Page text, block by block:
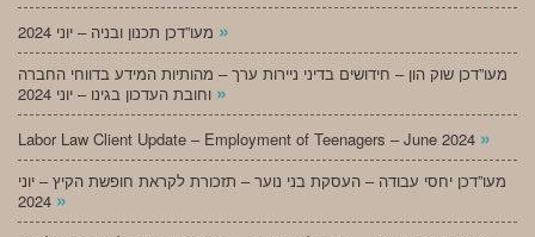
»
מעו”דכן שוק הון – חידושים בדיני ניירות ערך – מהותיות המידע בדווחי החברה
»
Labor Law Client Update – Employment of Teenagers – June 2024 »
מעו”דכן יחסי עבודה – העסקת בני נוער – תזכורת לקראת חופשת הקיץ – יוני
»